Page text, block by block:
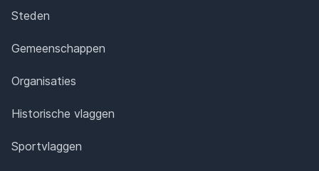
Steden
Gemeenschappen
Organisaties
Historische vlaggen
Sportvlaggen